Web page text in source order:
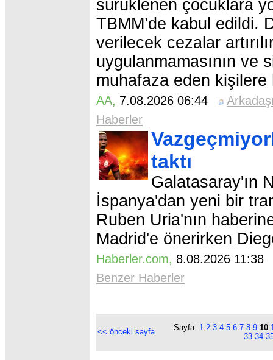
sürüklenen çocuklara
TBMM’de kabul edildi.
verilecek cezalar
uygulanmamasının ve
muhafaza eden kişilere
AA, 7.08.2026 06:44
Haberler
taktı
Galatasaray'ın
İspanya'dan yeni bir
Ruben Uria'nın
Madrid'e önerirken
Haberler.com, 8.08.2026
Benzer Haberler
<< önceki sayfa Sayfa: 1 2 3 4 5 6 7 8 9 10
33 34